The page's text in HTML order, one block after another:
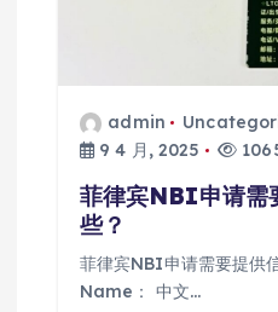
admin
9 4 月, 2025
菲律宾NBI申请需
些？
菲律宾NBI申请需要提供
Name： 中文…